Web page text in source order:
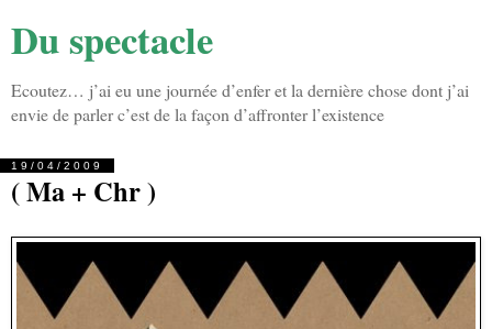
Du spectacle
Ecoutez… j’ai eu une journée d’enfer et la dernière chose dont j’ai
envie de parler c’est de la façon d’affronter l’existence
19/04/2009
( Ma + Chr )